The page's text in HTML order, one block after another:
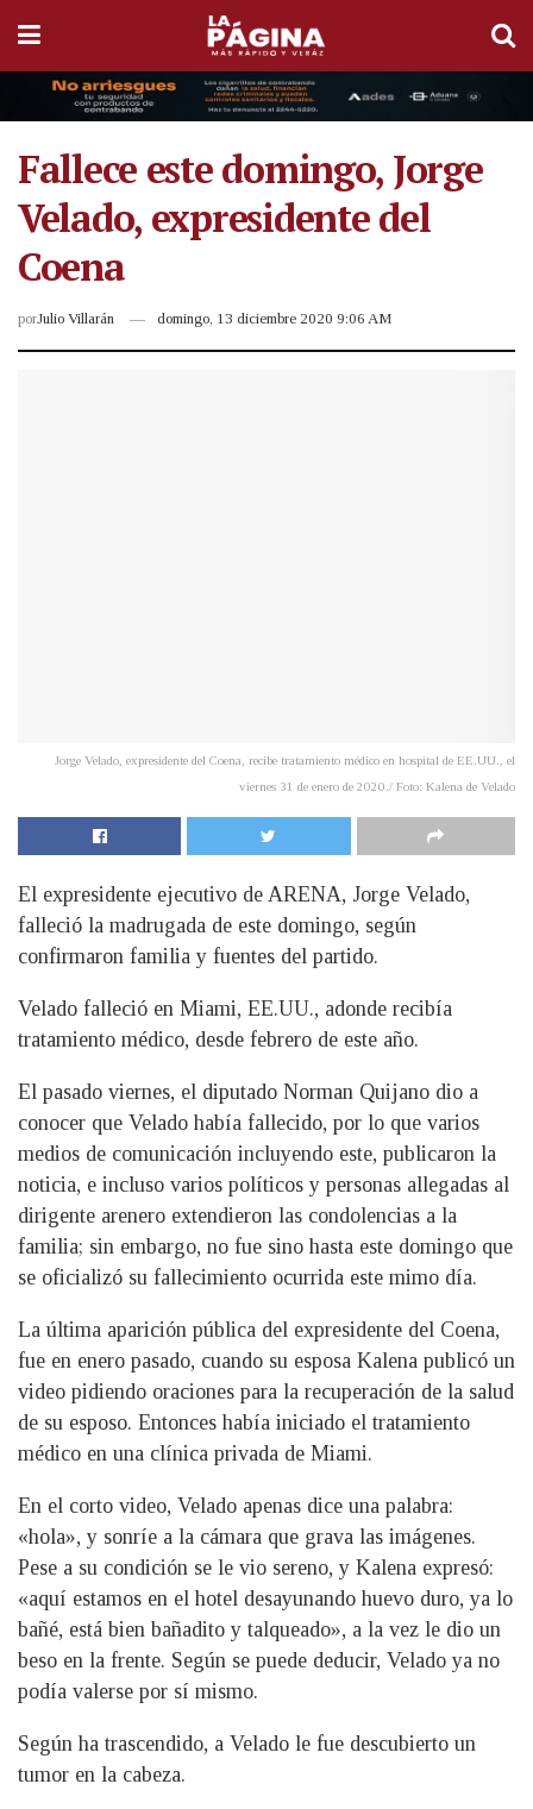
Fallece este domingo, Jorge
Velado, expresidente del
Coena
porJulio Villarán domingo, 13 diciembre 2020 9:06 AM
Jorge Velado, expresidente del Coena, recibe tratamiento médico en hospital de EE.UU., el
viernes 31 de enero de 2020./ Foto: Kalena de Velado
El expresidente ejecutivo de ARENA, Jorge Velado,
falleció la madrugada de este domingo, según
confirmaron familia y fuentes del partido.
Velado falleció en Miami, EE.UU., adonde recibía
tratamiento médico, desde febrero de este año.
El pasado viernes, el diputado Norman Quijano dio a
conocer que Velado había fallecido, por lo que varios
medios de comunicación incluyendo este, publicaron la
noticia, e incluso varios políticos y personas allegadas al
dirigente arenero extendieron las condolencias a la
familia; sin embargo, no fue sino hasta este domingo que
se oficializó su fallecimiento ocurrida este mimo día.
La última aparición pública del expresidente del Coena,
fue en enero pasado, cuando su esposa Kalena publicó un
video pidiendo oraciones para la recuperación de la salud
de su esposo. Entonces había iniciado el tratamiento
médico en una clínica privada de Miami.
En el corto video, Velado apenas dice una palabra:
«hola», y sonríe a la cámara que grava las imágenes.
Pese a su condición se le vio sereno, y Kalena expresó:
«aquí estamos en el hotel desayunando huevo duro, ya lo
bañé, está bien bañadito y talqueado», a la vez le dio un
beso en la frente. Según se puede deducir, Velado ya no
podía valerse por sí mismo.
Según ha trascendido, a Velado le fue descubierto un
tumor en la cabeza.